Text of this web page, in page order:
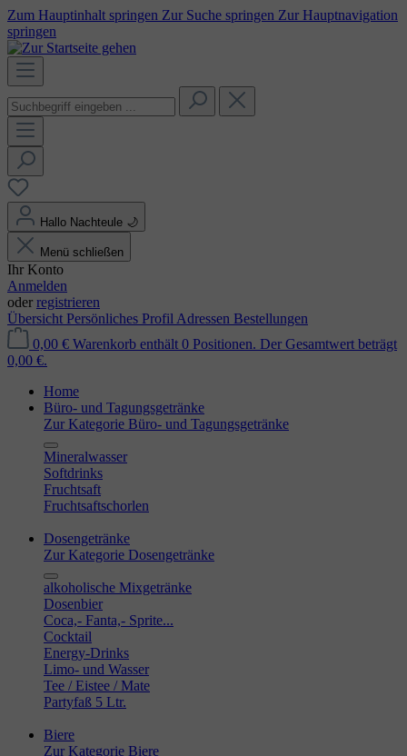
Zum Hauptinhalt springen Zur Suche springen Zur Hauptnavigation
springen
Hallo Nachteule 🌙
Menü schließen
Ihr Konto
Anmelden
oder registrieren
Übersicht Persönliches Profil Adressen Bestellungen
0,00 € Warenkorb enthält 0 Positionen. Der Gesamtwert beträgt
0,00 €.
Home
Büro- und Tagungsgetränke
Zur Kategorie Büro- und Tagungsgetränke
Mineralwasser
Softdrinks
Fruchtsaft
Fruchtsaftschorlen
Dosengetränke
Zur Kategorie Dosengetränke
alkoholische Mixgetränke
Dosenbier
Coca,- Fanta,- Sprite...
Cocktail
Energy-Drinks
Limo- und Wasser
Tee / Eistee / Mate
Partyfaß 5 Ltr.
Biere
Zur Kategorie Biere